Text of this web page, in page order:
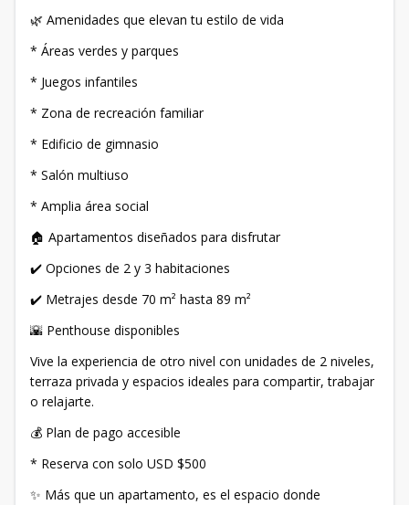
🌿 Amenidades que elevan tu estilo de vida
* Áreas verdes y parques
* Juegos infantiles
* Zona de recreación familiar
* Edificio de gimnasio
* Salón multiuso
* Amplia área social
🏠 Apartamentos diseñados para disfrutar
✔️ Opciones de 2 y 3 habitaciones
✔️ Metrajes desde 70 m² hasta 89 m²
🌇 Penthouse disponibles
Vive la experiencia de otro nivel con unidades de 2 niveles,
terraza privada y espacios ideales para compartir, trabajar
o relajarte.
💰 Plan de pago accesible
* Reserva con solo USD $500
✨ Más que un apartamento, es el espacio donde